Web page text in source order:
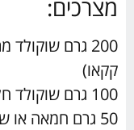
מצרכים:
קקאו)
100 גרם שוקולד חלב
50 גרם חמאה או שמן קוקוס